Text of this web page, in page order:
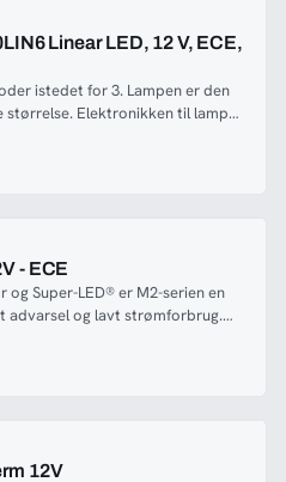
Linear LED, 12 V, ECE,
istedet for 3. Lampen er den
Elektronikken til lampen
temperatursvingninger,
har klart glas uafhængigt af
- ECE
Super-LED® er M2-serien en
advarsel og lavt strømforbrug.
eller vandret.
12V